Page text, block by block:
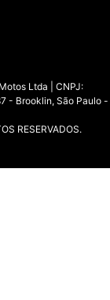
Ltda | CNPJ:
- Brooklin, São Paulo -
RESERVADOS.